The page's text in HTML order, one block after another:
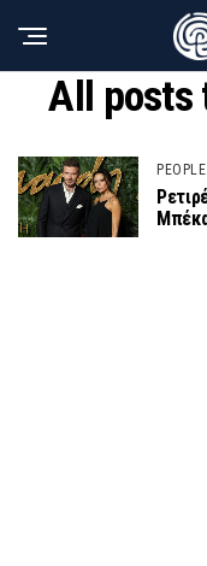
All posts
PEOPLE